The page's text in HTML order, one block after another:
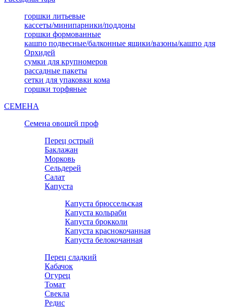
горшки литьевые
кассеты/минипарники/поддоны
горшки формованные
кашпо подвесные/балконные ящики/вазоны/кашпо для
Орхидей
сумки для крупномеров
рассадные пакеты
сетки для упаковки кома
горшки торфяные
СЕМЕНА
Семена овощей проф
Перец острый
Баклажан
Морковь
Сельдерей
Салат
Капуста
Капуста брюссельская
Капуста кольраби
Капуста брокколи
Капуста краснокочанная
Капуста белокочанная
Перец сладкий
Кабачок
Огурец
Томат
Свекла
Редис